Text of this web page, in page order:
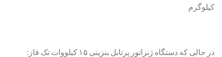
کیلوگرم
در حالی که دستگاه ژنراتور پرتابل بنزینی ۱۵ کیلووات تک فاز: